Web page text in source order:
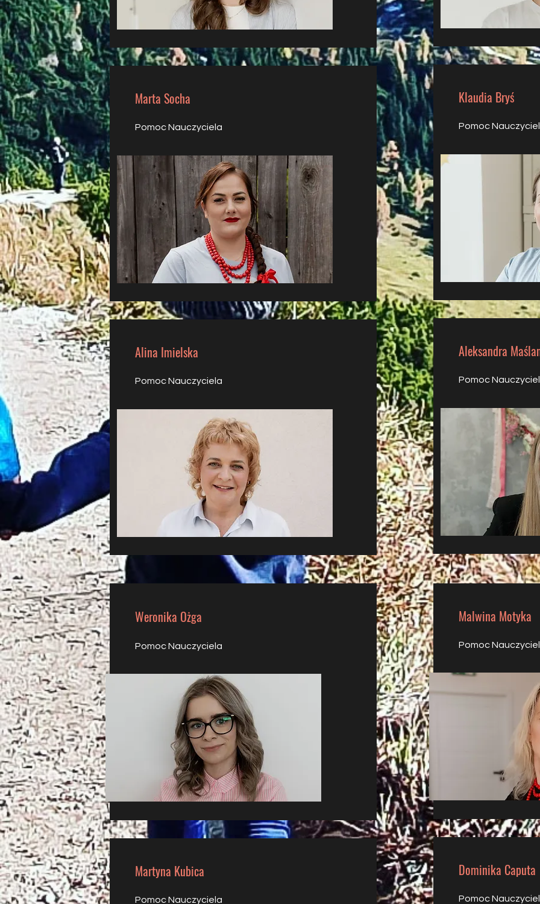
Marta Socha
Pomoc Nauczyciela
Alina Imielska
Pomoc Nauczyciela
Klaudia Bryś
Pomoc
Aleksandra
Pomoc
Weronika Ożga
Pomoc Nauczyciela
Martyna Kubica
Pomoc Nauczyciela
Malwina Motyka
Pomoc
Dominika Caputa
Pomoc